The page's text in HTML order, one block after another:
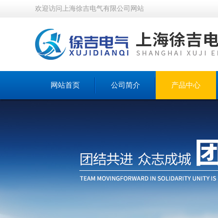
欢迎访问上海徐吉电气有限公司网站
网站首页 公司简介 产品中心